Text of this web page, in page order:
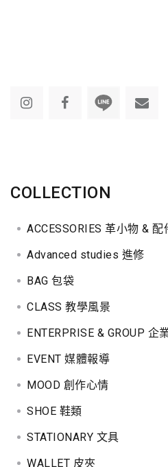
COLLECTION
ACCESSORIES 革小物 & 配
Advanced studies 進修
BAG 包袋
CLASS 教學風景
ENTERPRISE & GROUP 企
EVENT 媒體報導
MOOD 創作心情
SHOE 鞋類
STATIONARY 文具
WALLET 皮夾